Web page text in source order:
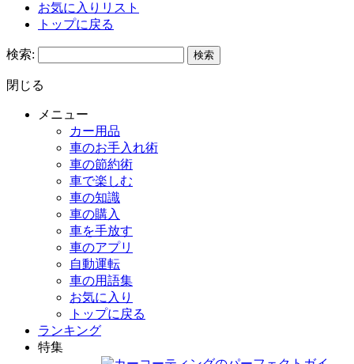
お気に入りリスト
トップに戻る
検索:
閉じる
メニュー
カー用品
車のお手入れ術
車の節約術
車で楽しむ
車の知識
車の購入
車を手放す
車のアプリ
自動運転
車の用語集
お気に入り
トップに戻る
ランキング
特集